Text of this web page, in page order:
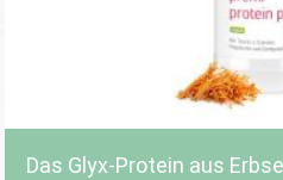
Das Glyx-Protein aus